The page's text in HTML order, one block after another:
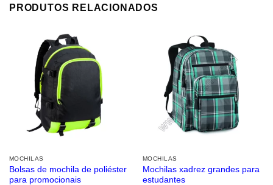
PRODUTOS RELACIONADOS
MOCHILAS
Bolsas de mochila de poliéster
para promocionais
MOCHILAS
Mochilas xadrez grandes para
estudantes